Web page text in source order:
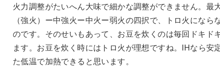
火力調整がたいへん大味で細かな調整ができません。最
（強火）ー中強火ー中火ー弱火の四択で、トロ火になら
のです。そのせいもあって、お豆を炊くのは毎回ドキド
ます。お豆を炊く時にはトロ火が理想ですね。IHなら安
た低温で加熱できると思います。